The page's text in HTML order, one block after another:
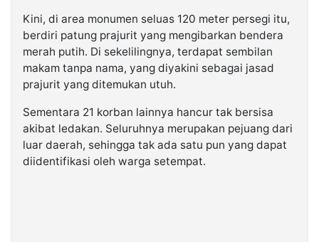
Kini, di area monumen seluas 120 meter persegi itu,
berdiri patung prajurit yang mengibarkan bendera
merah putih. Di sekelilingnya, terdapat sembilan
makam tanpa nama, yang diyakini sebagai jasad
prajurit yang ditemukan utuh.
Sementara 21 korban lainnya hancur tak bersisa
akibat ledakan. Seluruhnya merupakan pejuang dari
luar daerah, sehingga tak ada satu pun yang dapat
diidentifikasi oleh warga setempat.